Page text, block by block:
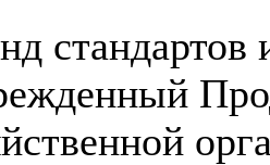
стандартов